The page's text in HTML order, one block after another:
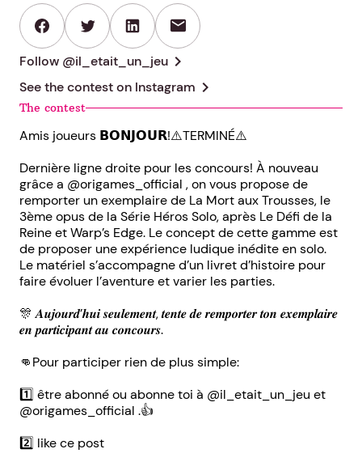
mail
Follow @il_etait_un_jeu chevron_right
See the contest on Instagram chevron_right
The contest
Amis joueurs 𝗕𝗢𝗡𝗝𝗢𝗨𝗥!⚠️TERMINÉ⚠️
Dernière ligne droite pour les concours! À nouveau
grâce a @origames_official , on vous propose de
remporter un exemplaire de La Mort aux Trousses, le
3ème opus de la Série Héros Solo, après Le Défi de la
Reine et Warp’s Edge. Le concept de cette gamme est
de proposer une expérience ludique inédite en solo.
Le matériel s’accompagne d’un livret d’histoire pour
faire évoluer l’aventure et varier les parties.
🎊 𝑨𝒖𝒋𝒐𝒖𝒓𝒅’𝒉𝒖𝒊 𝒔𝒆𝒖𝒍𝒆𝒎𝒆𝒏𝒕, 𝒕𝒆𝒏𝒕𝒆 𝒅𝒆 𝒓𝒆𝒎𝒑𝒐𝒓𝒕𝒆𝒓 𝒕𝒐𝒏 𝒆𝒙𝒆𝒎𝒑𝒍𝒂𝒊𝒓𝒆
𝒆𝒏 𝒑𝒂𝒓𝒕𝒊𝒄𝒊𝒑𝒂𝒏𝒕 𝒂𝒖 𝒄𝒐𝒏𝒄𝒐𝒖𝒓𝒔.
👊Pour participer rien de plus simple:
1️⃣ être abonné ou abonne toi à @il_etait_un_jeu et
@origames_official .👍
2️⃣ like ce post